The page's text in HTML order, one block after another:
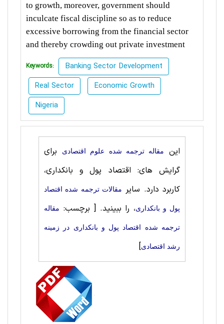
to growth, moreover, government should
inculcate fiscal discipline so as to reduce
excessive borrowing from the financial sector
and thereby crowding out private investment
Keywords:
Banking Sector Development
Real Sector
Economic Growth
Nigeria
این مقاله ترجمه شده علوم اقتصادی
برای
گرایش های: اقتصاد پول و بانکداری،
کاربرد دارد. سایر مقالات ترجمه شده اقتصاد
پول و بانکداری، را ببینید.[ برچسب: مقاله
ترجمه شده اقتصاد پول و بانکداری در زمینه
رشد اقتصادی]